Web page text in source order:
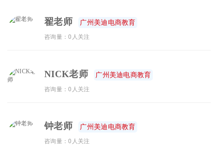
翟老师 广州美迪电商教育
咨询量：0人关注
NICK老师 广州美迪电商教育
咨询量：0人关注
钟老师 广州美迪电商教育
咨询量：0人关注